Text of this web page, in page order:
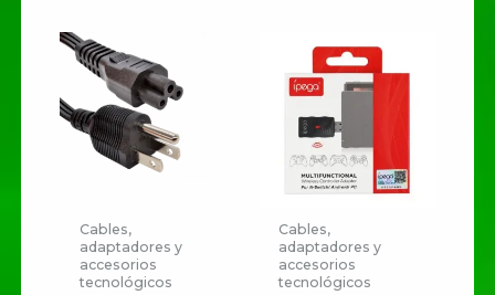
Nombre
Guardar mi nombre, correo
Cables,
adaptadores y
accesorios
tecnológicos
Cables,
adaptadores y
accesorios
tecnológicos